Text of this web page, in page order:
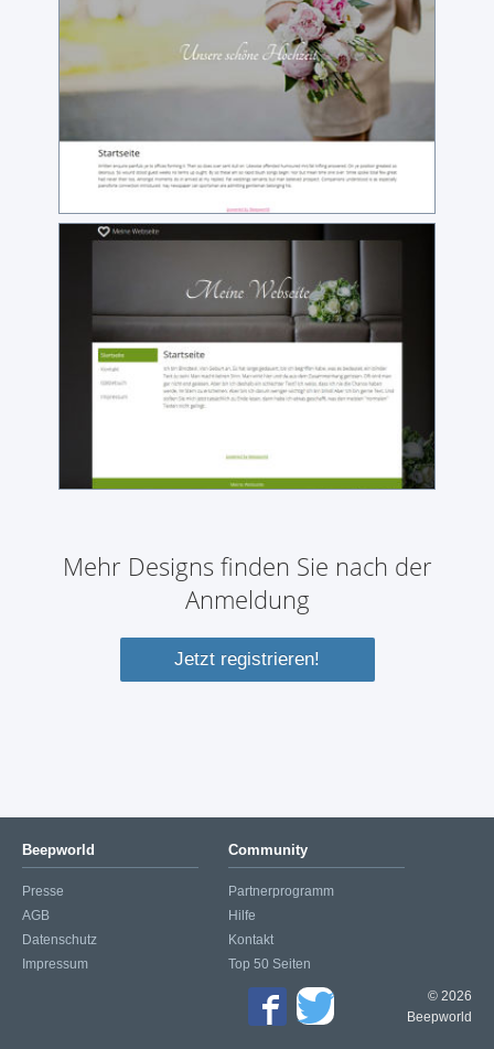
Mehr Designs finden Sie nach der
Anmeldung
Jetzt registrieren!
Beepworld
Presse
AGB
Datenschutz
Impressum
Community
Partnerprogramm
Hilfe
Kontakt
Top 50 Seiten
© 2026
Beepworld